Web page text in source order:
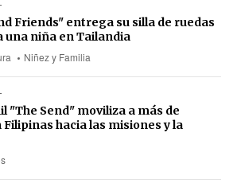
Niñez y Familia
Friends" entrega su silla de ruedas
una niña en Tailandia
"The Send" moviliza a más de
Filipinas hacia las misiones y la